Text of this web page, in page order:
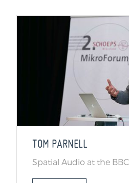
TOM PARNELL
Spatial Audio at the BBC